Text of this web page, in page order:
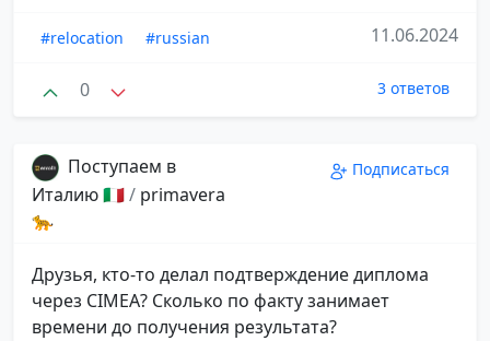
#relocation #russian 11.06.2024
0 3 ответов
Поступаем в
Италию 🇮🇹/ primavera
🐆
Подписаться
Друзья, кто-то делал подтверждение диплома
через CIMEA? Сколько по факту занимает
времени до получения результата?